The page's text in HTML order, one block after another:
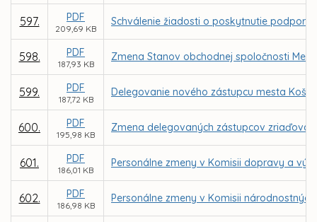
597. PDF
209,69 KB
Schválenie žiadosti o poskytnutie
598. PDF
187,93 KB
Zmena Stanov obchodnej spoločnosti
599. PDF
187,72 KB
Delegovanie nového zástupcu mesta
600. PDF
195,98 KB
Zmena delegovaných zástupcov
601. PDF
186,01 KB
Personálne zmeny v Komisii dopravy a
602. PDF
186,98 KB
Personálne zmeny v Komisii